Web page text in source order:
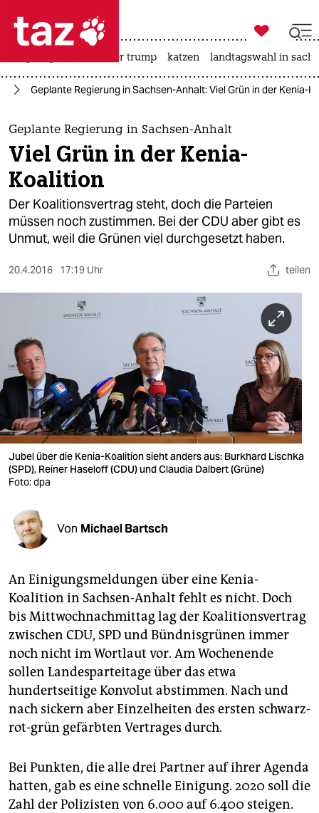
 taz zahl ich
taz zahl ich
themen
politik
öko
gesellschaft
sport
nord
wahrheit
verlag
verlag
veranstaltungen
fragen & hilfe
abo
genossenschaft
epaper login

taz zahl ich
usa unter trump katzen landtagswahl in
Geplante Regierung in Sachsen-Anhalt: Viel Grün in der Kenia-
Geplante Regierung in Sachsen-Anhalt
Viel Grün in der Kenia-
Koalition
Der Koalitionsvertrag steht, doch die Parteien
müssen noch zustimmen. Bei der CDU aber gibt es
Unmut, weil die Grünen viel durchgesetzt haben.
20.4.2016 17:19 Uhr teilen
Jubel über die Kenia-Koalition sieht anders aus: Burkhard Lischka
(SPD), Reiner Haseloff (CDU) und Claudia Dalbert (Grüne)
Foto: dpa
Von Michael Bartsch
An Einigungsmeldungen über eine Kenia-
Koalition in Sachsen-Anhalt fehlt es nicht. Doch
bis Mittwochnachmittag lag der Koalitionsvertrag
zwischen CDU, SPD und Bündnisgrünen immer
noch nicht im Wortlaut vor. Am Wochenende
sollen Landesparteitage über das etwa
hundertseitige Konvolut abstimmen. Nach und
nach sickern aber Einzelheiten des ersten schwarz-
rot-grün gefärbten Vertrages durch.
Bei Punkten, die alle drei Partner auf ihrer Agenda
hatten, gab es eine schnelle Einigung. 2020 soll die
Zahl der Polizisten von 6.000 auf 6.400 steigen.